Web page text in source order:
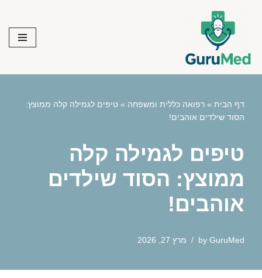
content
דף הבית » רפואה כללית ומשפחה » טיפים לגמילה קלה ממוצץ:
הסוד שילדים אוהבים!
טיפים לגמילה קלה
ממוצץ: הסוד שילדים
אוהבים!
by GuruMed מרץ 27, 2026